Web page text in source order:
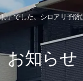
」でした。シロアリ予
お知らせ